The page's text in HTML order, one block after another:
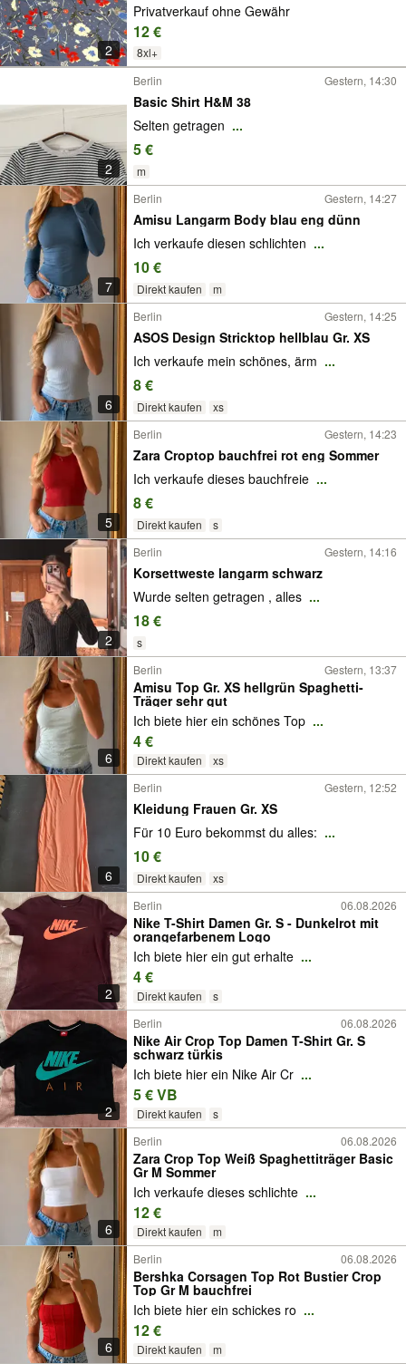
2
Privatverkauf ohne Gewähr
12 €
8xl+
2
Berlin Gestern, 14:30
Basic Shirt H&M 38
Selten getragen ...
5 €
m
7
Berlin Gestern, 14:27
Amisu Langarm Body blau eng dünn
Ich verkaufe diesen schlichten ...
10 €
Direkt kaufen m
6
Berlin Gestern, 14:25
ASOS Design Stricktop hellblau Gr. XS
Ich verkaufe mein schönes, ärm ...
8 €
Direkt kaufen xs
5
Berlin Gestern, 14:23
Zara Croptop bauchfrei rot eng Sommer
Ich verkaufe dieses bauchfreie ...
8 €
Direkt kaufen s
2
Berlin Gestern, 14:16
Korsettweste langarm schwarz
Wurde selten getragen , alles ...
18 €
s
6
Berlin Gestern, 13:37
Amisu Top Gr. XS hellgrün Spaghetti-
Träger sehr gut
Ich biete hier ein schönes Top ...
4 €
Direkt kaufen xs
6
Berlin Gestern, 12:52
Kleidung Frauen Gr. XS
Für 10 Euro bekommst du alles: ...
10 €
Direkt kaufen xs
2
Berlin 06.08.2026
Nike T-Shirt Damen Gr. S - Dunkelrot mit
orangefarbenem Logo
Ich biete hier ein gut erhalte ...
4 €
Direkt kaufen s
2
Berlin 06.08.2026
Nike Air Crop Top Damen T-Shirt Gr. S
schwarz türkis
Ich biete hier ein Nike Air Cr ...
5 € VB
Direkt kaufen s
6
Berlin 06.08.2026
Zara Crop Top Weiß Spaghettiträger Basic
Gr M Sommer
Ich verkaufe dieses schlichte ...
12 €
Direkt kaufen m
6
Berlin 06.08.2026
Bershka Corsagen Top Rot Bustier Crop
Top Gr M bauchfrei
Ich biete hier ein schickes ro ...
12 €
Direkt kaufen m